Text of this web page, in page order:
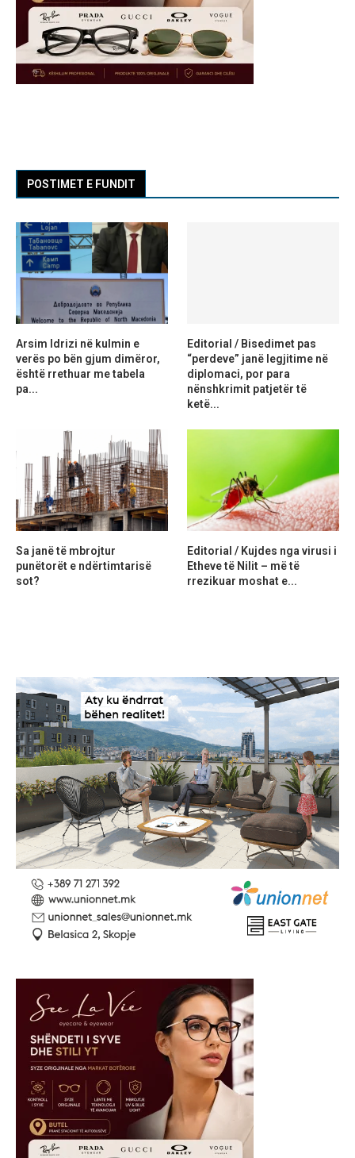
POSTIMET E FUNDIT
Arsim Idrizi në kulmin e
verës po bën gjum dimëror,
është rrethuar me tabela
pa...
Editorial / Bisedimet pas
“perdeve” janë legjitime në
diplomaci, por para
nënshkrimit patjetër të
ketë...
Sa janë të mbrojtur
punëtorët e ndërtimtarisë
sot?
Editorial / Kujdes nga virusi i
Etheve të Nilit – më të
rrezikuar moshat e...